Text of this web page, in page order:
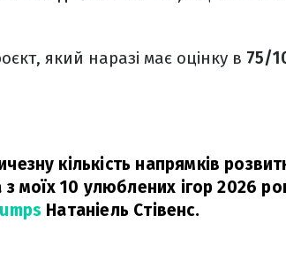
який наразі має оцінку в 75/
кількість напрямків
з моїх 10 улюблених ігор 2026
Натаніель Стівенс.